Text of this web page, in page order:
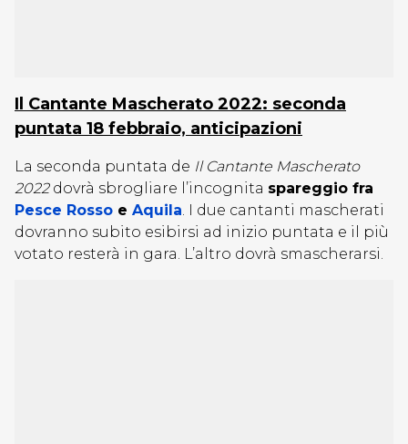
Il Cantante Mascherato 2022: seconda
puntata 18 febbraio, anticipazioni
La seconda puntata de Il Cantante Mascherato
2022dovrà sbrogliare l’incognita spareggio fra
Pesce Rosso e Aquila. I due cantanti mascherati
dovranno subito esibirsi ad inizio puntata e il più
votato resterà in gara. L’altro dovrà smascherarsi.